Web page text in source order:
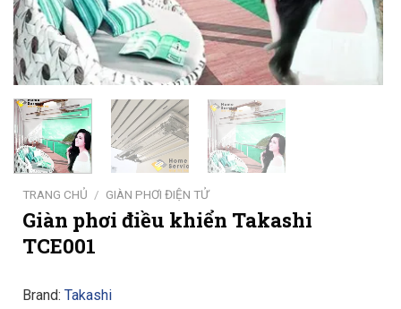
TRANG CHỦ / GIÀN PHƠI ĐIỆN TỬ
Giàn phơi điều khiển Takashi
TCE001
Brand: Takashi